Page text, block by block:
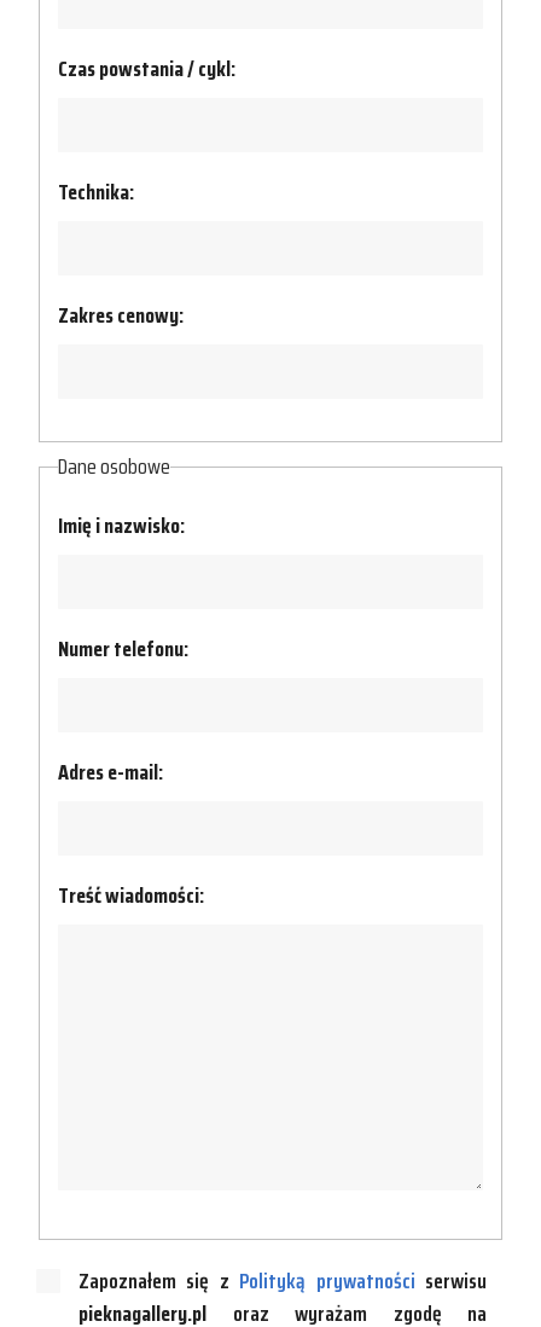
Czas powstania / cykl:
Technika:
Zakres cenowy:
Dane osobowe
Imię i nazwisko:
Numer telefonu:
Adres e-mail:
Treść wiadomości:
Zapoznałem się z Polityką prywatności serwisu
pieknagallery.pl oraz wyrażam zgodę na